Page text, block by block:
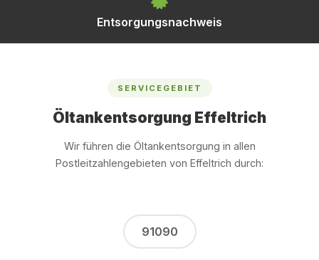
Entsorgungsnachweis
SERVICEGEBIET
Öltankentsorgung Effeltrich
Wir führen die Öltankentsorgung in allen
Postleitzahlengebieten von Effeltrich durch:
91090